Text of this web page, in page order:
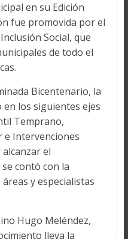
en su Edición
fue promovida por el
Social, que
de todo el
Bicentenario, la
los siguientes ejes
Temprano,
e Intervenciones
el
contó con la
y especialistas
Hugo Meléndez,
lleva la